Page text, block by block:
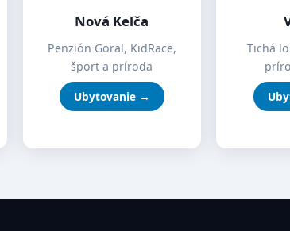
Nová Kelča
Penzión Goral, KidRace,
šport a príroda
Ubytovanie →
Tichá